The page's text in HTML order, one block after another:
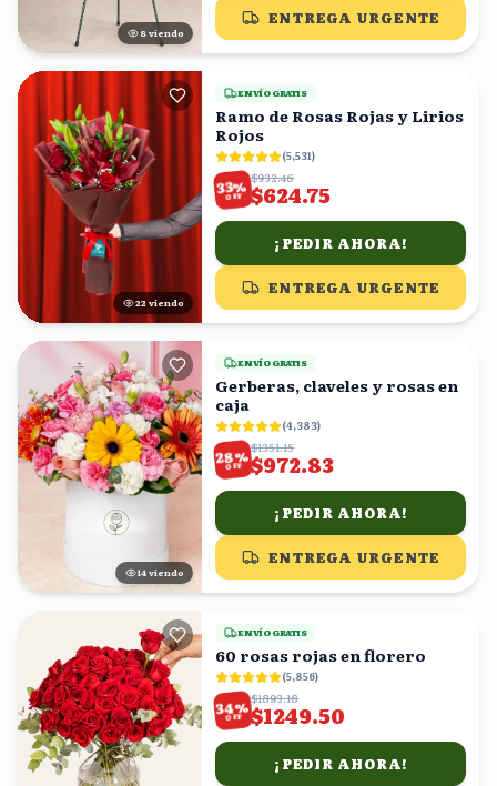
8 viendo
ENTREGA URGENTE
22 viendo
ENVÍO GRATIS
Ramo de Rosas Rojas y Lirios
Rojos
(5,531)
33%
OFF
$932.46
$624.75
¡PEDIR AHORA!
ENTREGA URGENTE
13 viendo
ENVÍO GRATIS
Gerberas, claveles y rosas en
caja
(4,383)
28%
OFF
$1351.15
$972.83
¡PEDIR AHORA!
ENTREGA URGENTE
ENVÍO GRATIS
60 rosas rojas en florero
(5,856)
34%
OFF
$1893.18
$1249.50
¡PEDIR AHORA!